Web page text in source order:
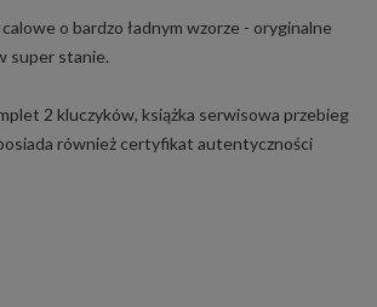
o bardzo ładnym wzorze - oryginalne
super stanie.
2 kluczyków, książka serwisowa przebieg
również certyfikat autentyczności